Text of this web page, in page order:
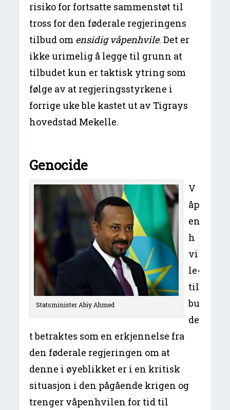
risiko for fortsatte sammenstøt til
tross for den føderale regjeringens
tilbud om ensidig våpenhvile. Det er
ikke urimelig å legge til grunn at
tilbudet kun er taktisk ytring som
følge av at regjeringsstyrkene i
forrige uke ble kastet ut av Tigrays
hovedstad Mekelle.
Genocide
Statsminister Abiy Ahmed
V
åp
en
h
vi
le-
til
bu
de
t betraktes som en erkjennelse fra
den føderale regjeringen om at
denne i øyeblikket er i en kritisk
situasjon i den pågående krigen og
trenger våpenhvilen for tid til